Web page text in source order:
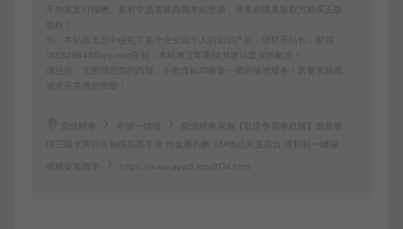
不向其支付报酬。若有学员需要商用本站资源，请务必联系版权方购买正版
10、本站如无意中侵犯了某个企业或个人的知识产权，请联系站长，邮箱：
185529643@qq.com告知，本站将立即删除并致以最深的歉意！
请注意：无所谓完美的内容，不包含BUG修复一类的修改服务！若要求较高
追求完美请勿赞助！
爱游网单 手游一键端
爱游网单亲测【乱世争霸单机版】最新整
理三国卡牌回合制模拟器手游 代金券内购 GM物品充值后台 虚拟机一键端
视频安装教学 https://www.aywd.top/9174.html